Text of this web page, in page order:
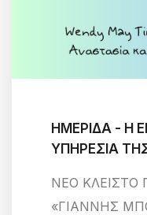
ΗΜΕΡΙΔΑ - H
ΥΠΗΡΕΣΙΑ
ΝΕΟ ΚΛΕΙΣΤΟ
«ΓΙΑΝΝΗΣ